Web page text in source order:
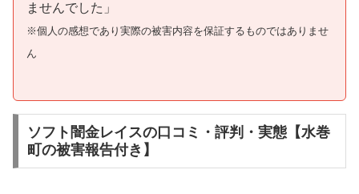
ませんでした」
※個人の感想であり実際の被害内容を保証するものではありませ
ん
ソフト闇金レイスの口コミ・評判・実態【水巻
町の被害報告付き】